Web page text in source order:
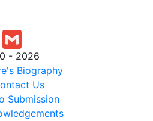
- 2026
Biography
Us
Submission